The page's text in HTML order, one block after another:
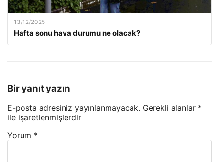
13/12/2025
Hafta sonu hava durumu ne olacak?
Bir yanıt yazın
E-posta adresiniz yayınlanmayacak. Gerekli alanlar *
ile işaretlenmişlerdir
Yorum *